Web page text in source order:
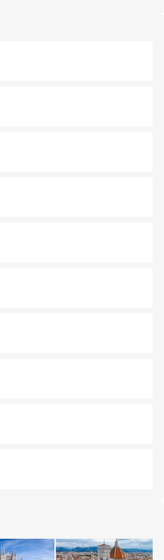
風情を楽しめる外せないスポット